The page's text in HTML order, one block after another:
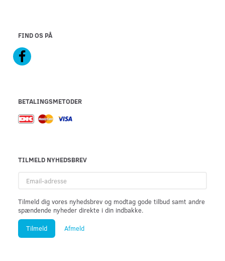
FIND OS PÅ
BETALINGSMETODER
TILMELD NYHEDSBREV
adresse
Tilmeld dig vores nyhedsbrev og modtag gode tilbud samt andre
spændende nyheder direkte i din indbakke.
Tilmeld Afmeld